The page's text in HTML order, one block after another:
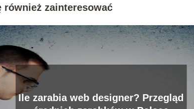
również zainteresować
Ile zarabia web designer? Przegląd